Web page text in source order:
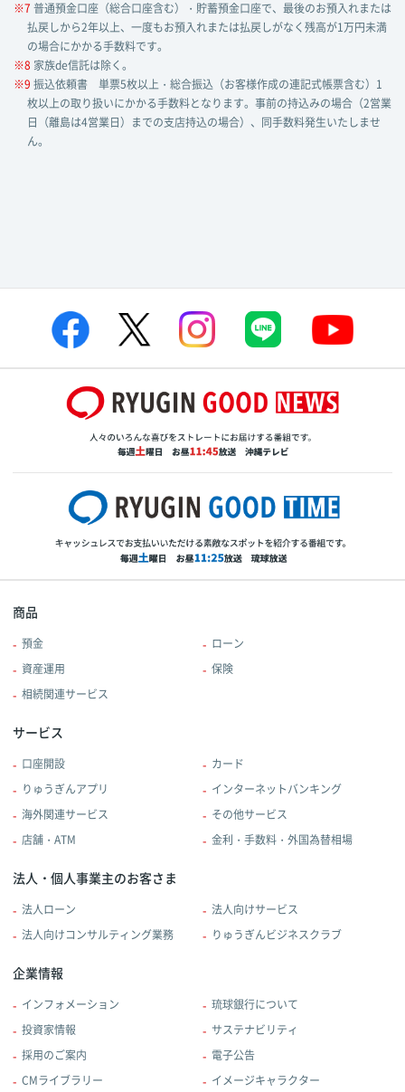
※7 普通預金口座（総合口座含む）・貯蓄預金口座で、最後のお預入れまたは
払戻しから2年以上、一度もお預入れまたは払戻しがなく残高が1万円未満
の場合にかかる手数料です。
※8 家族de信託は除く。
※9 振込依頼書 単票5枚以上・総合振込（お客様作成の連記式帳票含む）1
枚以上の取り扱いにかかる手数料となります。事前の持込みの場合（2営業
日（離島は4営業日）までの支店持込の場合）、同手数料発生いたしませ
ん。
商品
預金
ローン
資産運用
保険
相続関連サービス
サービス
口座開設
カード
りゅうぎんアプリ
インターネットバンキング
海外関連サービス
その他サービス
店舗・ATM
金利・手数料・外国為替相場
法人・個人事業主のお客さま
法人ローン
法人向けサービス
法人向けコンサルティング業務
りゅうぎんビジネスクラブ
企業情報
インフォメーション
琉球銀行について
投資家情報
サステナビリティ
採用のご案内
電子公告
CMライブラリー
イメージキャラクター